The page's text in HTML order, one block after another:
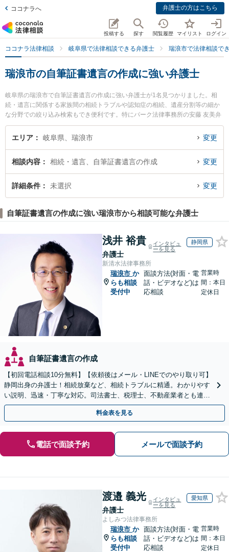
ココナラへ 弁護士の方はこちら
投稿する 探す 閲覧履歴 マイリスト ログイン
ココナラ法律相談 岐阜県で法律相談できる弁護士 瑞浪市で法律相談で
瑞浪市の自筆証書遺言の作成に強い弁護士
岐阜県の瑞浪市で自筆証書遺言の作成に強い弁護士が1名見つかりました。相
続・遺言に関係する家族間の相続トラブルや認知症の相続、遺産分割等の細か
な分野での絞り込み検索もでき便利です。特にパーク法律事務所の安藤 友美弁
護士のプロフィール情報や弁護士費用、強みなどが注目されています。『瑞浪
市で土日や夜間に発生した自筆証書遺言の作成のトラブルを今すぐに弁護士に
内の弁護士に相談予約したい』などでお困りの相談者さんにおすすめです。
エリア 岐阜県、瑞浪市 変更
相談内容 相続・遺言、自筆証書遺言の作成 変更
詳細条件 未選択 変更
自筆証書遺言の作成に強い瑞浪市から相談可能な弁護士
浅井 裕貴
弁護士
インタビュ
ーを見る
静岡県
新清水法律事務所
瑞浪市 か
らも相談
受付中
面談方法(対面・電
話・ビデオなど)は
応相談
営業時
間：本日
定休日
自筆証書遺言の作成
【初回電話相談10分無料】【依頼後はメール・LINEでのやり取り可】
静岡出身の弁護士！相続放棄など、相続トラブルに精通。わかりやす
い説明、迅速・丁寧な対応。司法書士、税理士、不動産業者とも連携
し、遺産相続をトータルサポート【完全個室相談】
料金表を見る
電話で面談予約 メールで面談予約
渡邉 義光
弁護士
インタビュ
ーを見る
愛知県
よしみつ法律事務所
瑞浪市 か
らも相談
受付中
面談方法(対面・電
話・ビデオなど)は
応相談
営業時
間：本日
定休日